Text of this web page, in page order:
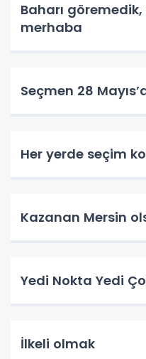
Baharı
merhaba
Seçmen 28
Her yerde seçim
Kazanan Mersin
Yedi Nokta Yedi
İlkeli olmak